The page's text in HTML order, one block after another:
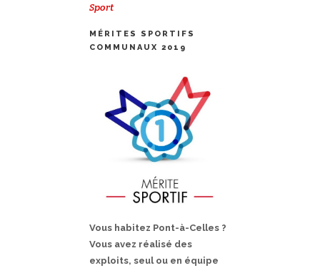
Sport
MÉRITES SPORTIFS
COMMUNAUX 2019
Vous habitez Pont-à-Celles ?
Vous avez réalisé des
exploits, seul ou en équipe